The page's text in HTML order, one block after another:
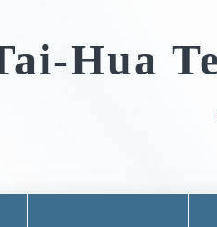
Hua